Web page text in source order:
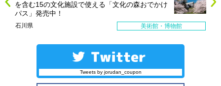
を含む15の文化施設で使える「文化の森おでかけ
パス」発売中！
石川県 美術館・博物館
Tweets by jorudan_coupon